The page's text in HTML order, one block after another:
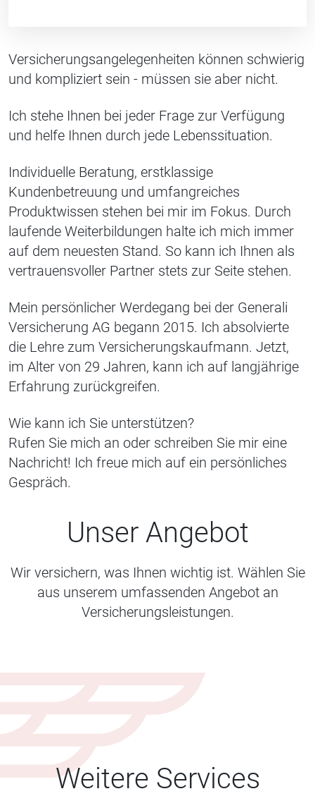
Versicherungsangelegenheiten können schwierig
und kompliziert sein - müssen sie aber nicht.
Ich stehe Ihnen bei jeder Frage zur Verfügung
und helfe Ihnen durch jede Lebenssituation.
Individuelle Beratung, erstklassige
Kundenbetreuung und umfangreiches
Produktwissen stehen bei mir im Fokus. Durch
laufende Weiterbildungen halte ich mich immer
auf dem neuesten Stand. So kann ich Ihnen als
vertrauensvoller Partner stets zur Seite stehen.
Mein persönlicher Werdegang bei der Generali
Versicherung AG begann 2015. Ich absolvierte
die Lehre zum Versicherungskaufmann. Jetzt,
im Alter von 29 Jahren, kann ich auf langjährige
Erfahrung zurückgreifen.
Wie kann ich Sie unterstützen?
Rufen Sie mich an oder schreiben Sie mir eine
Nachricht! Ich freue mich auf ein persönliches
Gespräch.
Unser Angebot
Wir versichern, was Ihnen wichtig ist. Wählen Sie
aus unserem umfassenden Angebot an
Versicherungsleistungen.
Weitere Services